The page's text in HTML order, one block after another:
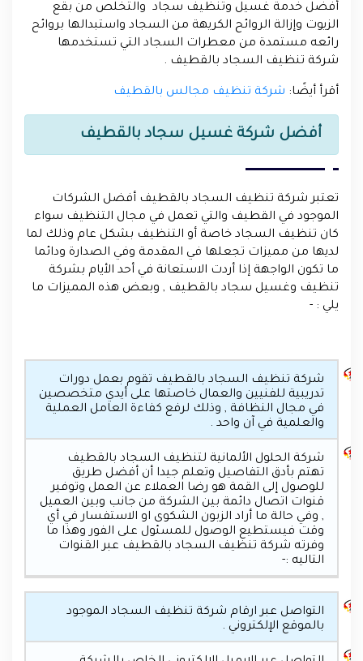
أفضل خدمة غسيل وتنظيف سجاد والتخلص من بقع
الزيوت وإزالة الروائح الكريهة من السجاد واستبدالها بروائح
رائعه مستمدة من معطرات السجاد التي تستخدمها
شركة تنظيف السجاد بالقطيف .
أقرأ أيضًا: شركة تنظيف مجالس بالقطيف
أفضل شركة غسيل سجاد بالقطيف
تعتبر شركة تنظيف السجاد بالقطيف أفضل الشركات
الموجود في القطيف والتي تعمل في مجال التنظيف سواء
كان تنظيف السجاد خاصة أو التنظيف بشكل عام وذلك لما
لديها من مميزات تجعلها في المقدمة وفي الصدارة ودائما
ما تكون الواجهة إذا أردت الاستعانة في أحد الأيام بشركة
تنظيف وغسيل سجاد بالقطيف , وبعض هذه المميزات ما
يلي : -
شركة تنظيف السجاد بالقطيف تقوم بعمل دورات
تدريبية للفنيين والعمال خاصتها على أيدي متخصصين
في مجال النظافة , وذلك لرفع كفاءة العامل العملية
والعلمية في آن واحد .
شركة الحلول الألمانية لتنظيف السجاد بالقطيف
تهتم بأدق التفاصيل وتعلم جيدا أن أفضل طريق
للوصول إلى القمة هو رضا العملاء عن العمل وتوفير
قنوات اتصال دائمة بين الشركة من جانب وبين العميل
, وفي حالة ما أراد الزبون الشكوى او الاستفسار في أي
وقت فيستطيع الوصول للمسئول على الفور وهذا ما
وفرته شركة تنظيف السجاد بالقطيف عبر القنوات
التاليه :-
التواصل عبر ارقام شركة تنظيف السجاد الموجود
بالموقع الإلكتروني .